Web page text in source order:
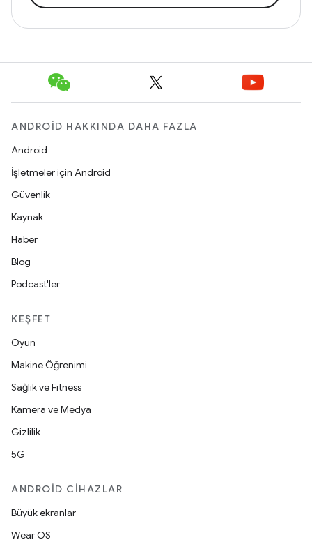
ANDROID HAKKINDA DAHA FAZLA
Android
İşletmeler için Android
Güvenlik
Kaynak
Haber
Blog
Podcast'ler
KEŞFET
Oyun
Makine Öğrenimi
Sağlık ve Fitness
Kamera ve Medya
Gizlilik
5G
ANDROID CIHAZLAR
Büyük ekranlar
Wear OS